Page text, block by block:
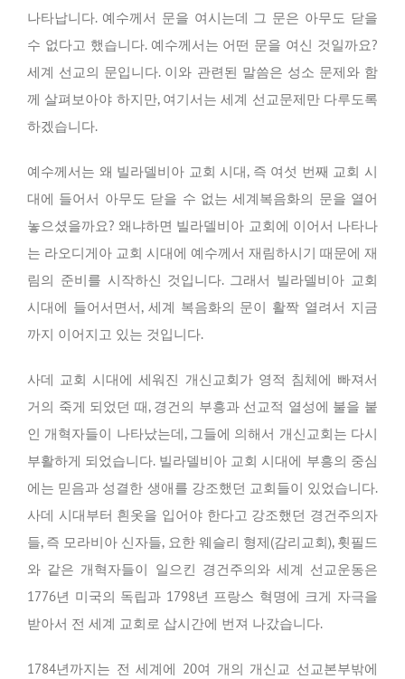
나타납니다. 예수께서 문을 여시는데 그 문은 아무도 닫을
수 없다고 했습니다. 예수께서는 어떤 문을 여신 것일까요?
세계 선교의 문입니다. 이와 관련된 말씀은 성소 문제와 함
께 살펴보아야 하지만, 여기서는 세계 선교문제만 다루도록
하겠습니다.
예수께서는 왜 빌라델비아 교회 시대, 즉 여섯 번째 교회 시
대에 들어서 아무도 닫을 수 없는 세계복음화의 문을 열어
놓으셨을까요? 왜냐하면 빌라델비아 교회에 이어서 나타나
는 라오디게아 교회 시대에 예수께서 재림하시기 때문에 재
림의 준비를 시작하신 것입니다. 그래서 빌라델비아 교회
시대에 들어서면서, 세계 복음화의 문이 활짝 열려서 지금
까지 이어지고 있는 것입니다.
사데 교회 시대에 세워진 개신교회가 영적 침체에 빠져서
거의 죽게 되었던 때, 경건의 부흥과 선교적 열성에 불을 붙
인 개혁자들이 나타났는데, 그들에 의해서 개신교회는 다시
부활하게 되었습니다. 빌라델비아 교회 시대에 부흥의 중심
에는 믿음과 성결한 생애를 강조했던 교회들이 있었습니다.
사데 시대부터 흰옷을 입어야 한다고 강조했던 경건주의자
들, 즉 모라비아 신자들, 요한 웨슬리 형제(감리교회), 휫필드
와 같은 개혁자들이 일으킨 경건주의와 세계 선교운동은
1776년 미국의 독립과 1798년 프랑스 혁명에 크게 자극을
받아서 전 세계 교회로 삽시간에 번져 나갔습니다.
1784년까지는 전 세계에 20여 개의 개신교 선교본부밖에